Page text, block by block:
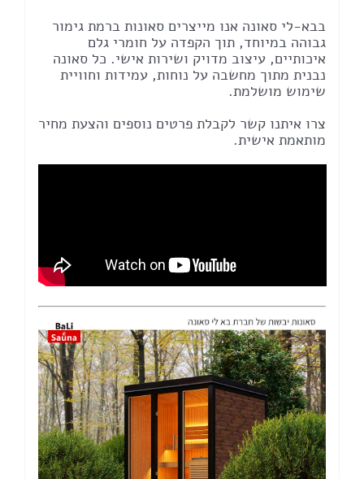
בבא-לי סאונה אנו מייצרים סאונות ברמת גימור
גבוהה במיוחד, תוך הקפדה על חומרי גלם
איכותיים, עיצוב מדויק ושירות אישי. כל סאונה
נבנית מתוך מחשבה על נוחות, עמידות וחוויית
שימוש מושלמת.
צרו איתנו קשר לקבלת פרטים נוספים והצעת מחיר
מותאמת אישית.